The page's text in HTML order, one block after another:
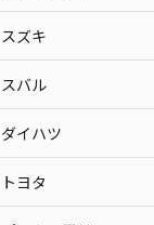
スズキ
スバル
ダイハツ
トヨタ